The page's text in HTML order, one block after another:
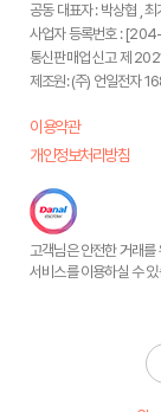
공동 대표자 : 박상협 , 최
사업자 등록번호 :
통신판매업 신고 제
제조원: (주) 언일전자
이용약관
개인정보처리방침
고객님은 안전한 거래를
서비스를 이용하실 수